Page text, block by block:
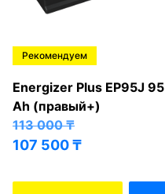
Рекомендуем
Energizer Plus EP95J 95
Ah (правый+)
113 000₸
107 500₸